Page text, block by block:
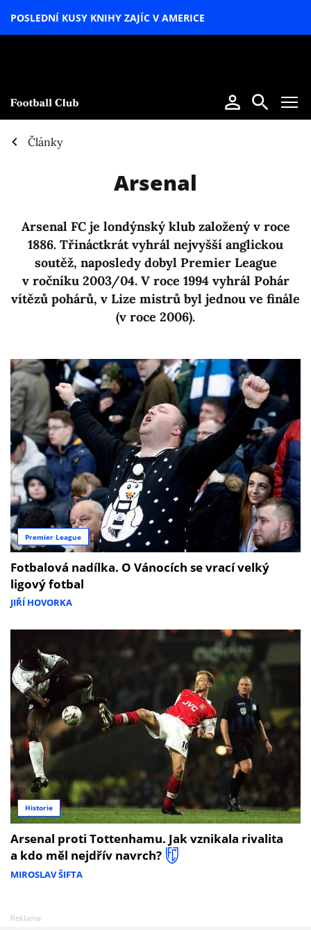
POSLEDNÍ KUSY KNIHY ZAJÍC V AMERICE
Články
Arsenal
Arsenal FC je londýnský klub založený v roce
1886. Třináctkrát vyhrál nejvyšší anglickou
soutěž, naposledy dobyl Premier League
v ročníku 2003/04. V roce 1994 vyhrál Pohár
vítězů pohárů, v Lize mistrů byl jednou ve finále
(v roce 2006).
Premier League
Fotbalová nadílka. O Vánocích se vrací velký
ligový fotbal
JIŘÍ HOVORKA
Historie
Arsenal proti Tottenhamu. Jak vznikala rivalita
a kdo měl nejdřív navrch?
MIROSLAV ŠIFTA